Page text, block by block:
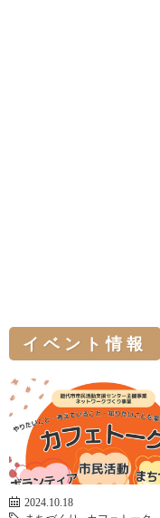
イベント情報
2024.10.18